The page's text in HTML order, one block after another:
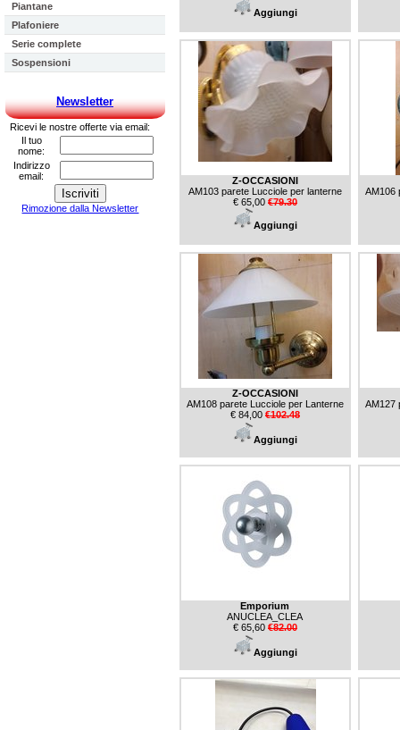
Piantane
Plafoniere
Serie complete
Sospensioni
Newsletter
Ricevi le nostre offerte via email:
Il tuo
nome:
Indirizzo
email:
Rimozione dalla Newsletter
Aggiungi
Z-OCCASIONI
AM103 parete Lucciole per lanterne
€ 65,00 €79.30
Aggiungi
AM106
Z-OCCASIONI
AM108 parete Lucciole per Lanterne
€ 84,00 €102.48
Aggiungi
AM127
Emporium
ANUCLEA_CLEA
€ 65,60 €82.00
Aggiungi